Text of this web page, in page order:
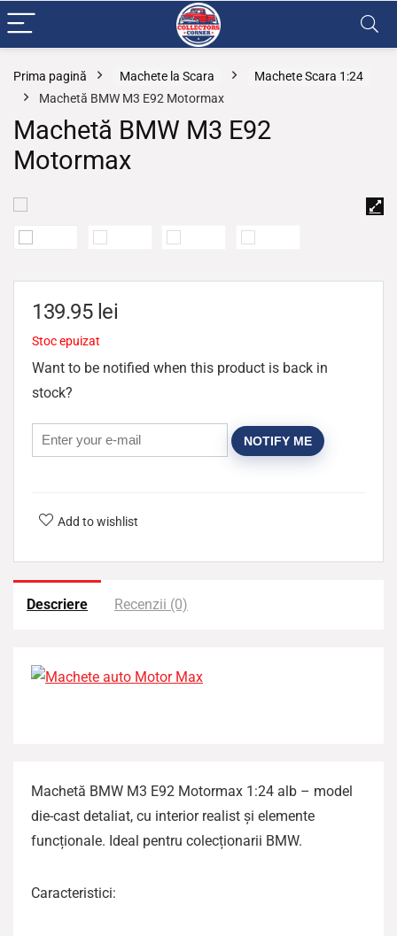
Prima pagină Machete la Scara
Machete Scara 1:24
Machetă BMW M3 E92 Motormax
Machetă BMW M3 E92
Motormax
139.95 lei
Stoc epuizat
Want to be notified when this product is back in
stock?
NOTIFY ME
Add to wishlist
Descriere Recenzii (0)
Machetă BMW M3 E92 Motormax 1:24 alb – model
die-cast detaliat, cu interior realist și elemente
funcționale. Ideal pentru colecționarii BMW.
Caracteristici: